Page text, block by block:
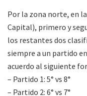
Por la zona norte, en
Capital), primero y
los restantes dos
siempre a un partido
acuerdo al siguiente
– Partido 1: 5° vs 8°
– Partido 2: 6° vs 7°